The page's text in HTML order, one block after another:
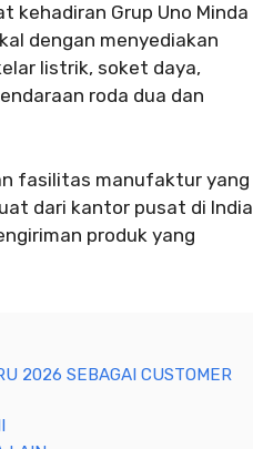
kehadiran Grup Uno Minda
dengan menyediakan
listrik, soket daya,
roda dua dan
fasilitas manufaktur yang
dari kantor pusat di India
produk yang
2026 SEBAGAI CUSTOMER